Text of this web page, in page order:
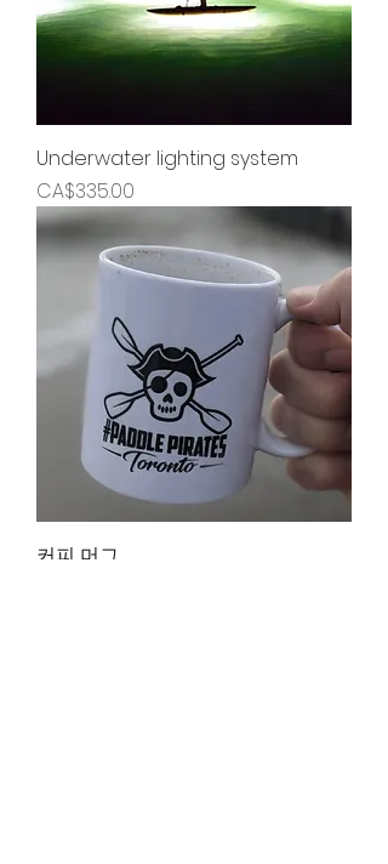
Underwater lighting system
가격
CA$335.00
커피 머그